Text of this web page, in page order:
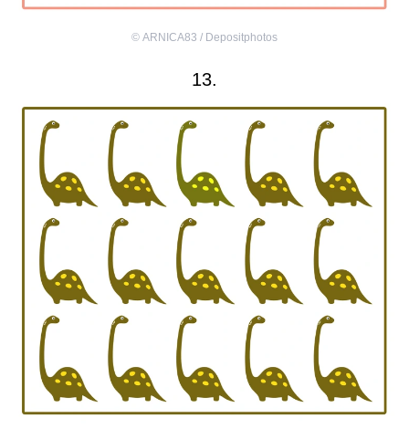
© ARNICA83 / Depositphotos
13.